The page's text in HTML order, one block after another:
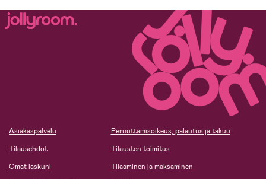
Asiakaspalvelu
Tilausehdot
Omat laskuni
Peruuttamisoikeus, palautus ja takuu
Tilausten toimitus
Tilaaminen ja maksaminen